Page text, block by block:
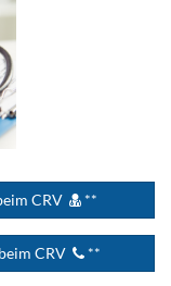
CRV **
CRV **